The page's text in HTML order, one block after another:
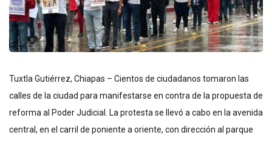
Tuxtla Gutiérrez, Chiapas – Cientos de ciudadanos tomaron las
calles de la ciudad para manifestarse en contra de la propuesta de
reforma al Poder Judicial. La protesta se llevó a cabo en la avenida
central, en el carril de poniente a oriente, con dirección al parque